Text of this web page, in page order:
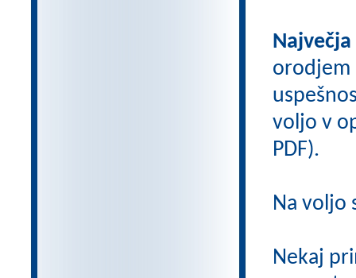
orodjem
voljo v
PDF).
Na voljo
Nekaj